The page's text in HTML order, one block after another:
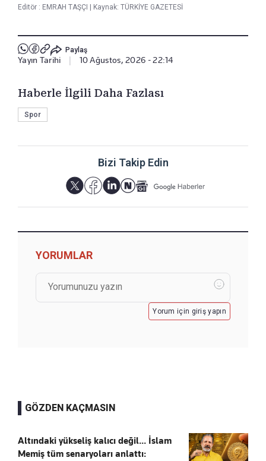
Editör : EMRAH TAŞÇI Kaynak: TÜRKİYE GAZETESİ
Paylaş
Yayın Tarihi 10 Ağustos, 2026 - 22:14
Haberle İlgili Daha Fazlası
Spor
Bizi Takip Edin
YORUMLAR
Yorum için giriş yapın
GÖZDEN KAÇMASIN
Altındaki yükseliş kalıcı değil... İslam
Memiş tüm senaryoları anlattı: